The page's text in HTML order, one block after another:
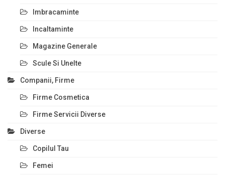
Imbracaminte
Incaltaminte
Magazine Generale
Scule Si Unelte
Companii, Firme
Firme Cosmetica
Firme Servicii Diverse
Diverse
Copilul Tau
Femei